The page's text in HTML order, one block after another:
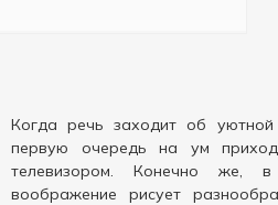
Когда речь заходит об
первую очередь на ум
телевизором. Конечно же,
воображение рисует